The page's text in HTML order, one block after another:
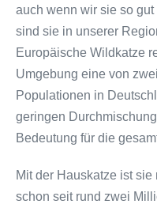
auch wenn wir sie so
sind sie in unserer
Europäische Wildkatze
Umgebung eine von
Populationen in
geringen
Bedeutung für die
Mit der Hauskatze ist
schon seit rund zwei